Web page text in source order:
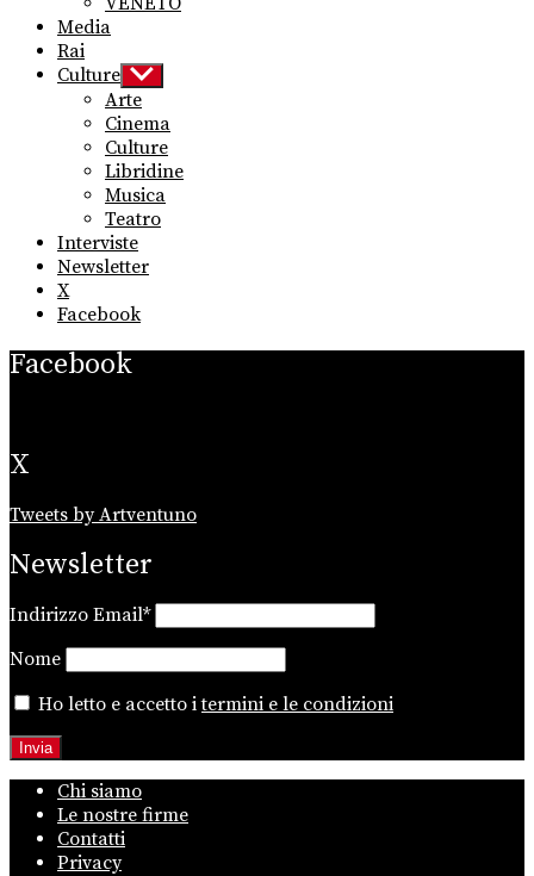
Media
Rai
Culture Show
sub
menu
Arte
Cinema
Culture
Libridine
Musica
Teatro
Interviste
Newsletter
X
Facebook
Facebook
X
Tweets by Artventuno
Newsletter
Indirizzo Email*
Nome
Ho letto e accetto itermini e le condizioni
Chi siamo
Le nostre firme
Contatti
Privacy